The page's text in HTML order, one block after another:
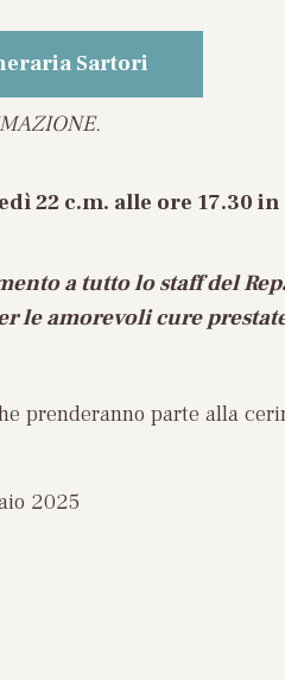
Sartori
22 c.m. alle ore 17.30 in
a tutto lo staff del
le amorevoli cure
prenderanno parte alla
2025